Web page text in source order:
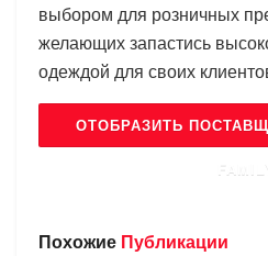
выбором для розничных
желающих запастись
одеждой для своих
ОТОБРАЗИТЬ
FAMILY
Похожие Публикации